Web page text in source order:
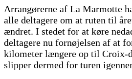
Arrangørerne af La Marmotte
alle deltagere om at ruten til
ændret. I stedet for at køre
deltagere nu fornøjelsen af at
kilometer længere op til Croix-
slipper dermed for turen